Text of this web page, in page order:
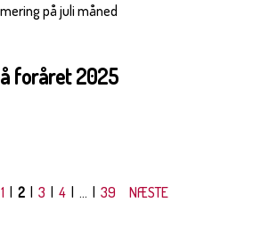
på juli måned
foråret 2025
1 | 2 | 3 | 4 | ... | 39 NÆSTE